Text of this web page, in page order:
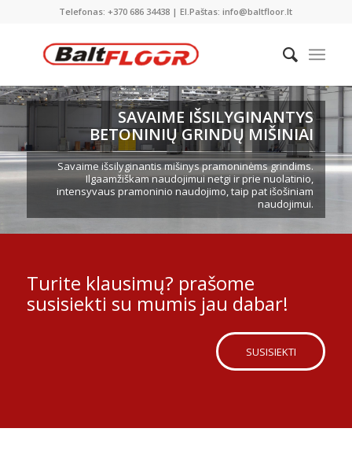
Telefonas: +370 686 34438 | El.Paštas: info@baltfloor.lt
SAVAIME IŠSILYGINANTYS
BETONINIŲ GRINDŲ MIŠINIAI
Savaime išsilyginantis mišinys pramoninėms grindims.
Ilgaamžiškam naudojimui netgi ir prie nuolatinio,
intensyvaus pramoninio naudojimo, taip pat išošiniam
naudojimui.
Turite klausimų? prašome
susisiekti su mumis jau dabar!
SUSISIEKTI